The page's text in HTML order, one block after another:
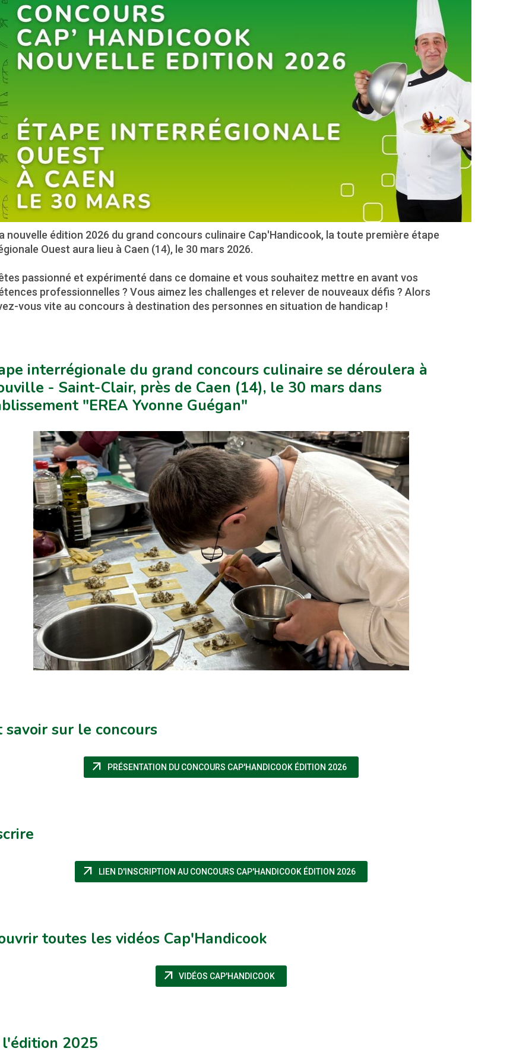
nouvelle édition 2026 du grand concours culinaire Cap'Handicook, la toute première étape
Ouest aura lieu à Caen (14), le 30 mars 2026.
passionné et expérimenté dans ce domaine et vous souhaitez mettre en avant vos
professionnelles ? Vous aimez les challenges et relever de nouveaux défis ? Alors
vous vite au concours à destination des personnes en situation de handicap !
interrégionale du grand concours culinaire se déroulera à
- Saint-Clair, près de Caen (14), le 30 mars dans
"EREA Yvonne Guégan"
savoir sur le concours
arrow_outward PRÉSENTATION DU CONCOURS CAP'HANDICOOK ÉDITION 2026(NOUVELLE FENÊTRE)
arrow_outward LIEN D'INSCRIPTION AU CONCOURS CAP'HANDICOOK ÉDITION 2026(NOUVELLE FENÊTRE)
toutes les vidéos Cap'Handicook
arrow_outward VIDÉOS CAP'HANDICOOK(NOUVELLE FENÊTRE)
2025